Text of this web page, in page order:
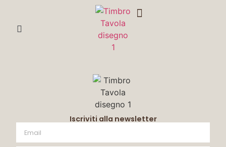
Iscriviti alla newsletter